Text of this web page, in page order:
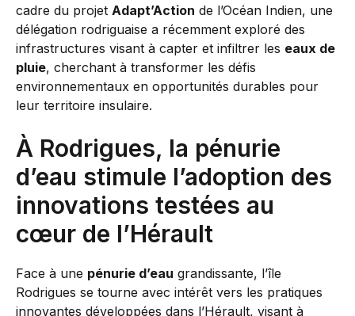
cadre du projet Adapt’Action de l’Océan Indien, une
délégation rodriguaise a récemment exploré des
infrastructures visant à capter et infiltrer les eaux de
pluie, cherchant à transformer les défis
environnementaux en opportunités durables pour
leur territoire insulaire.
À Rodrigues, la pénurie
d’eau stimule l’adoption des
innovations testées au
cœur de l’Hérault
Face à une pénurie d’eau grandissante, l’île
Rodrigues se tourne avec intérêt vers les pratiques
innovantes développées dans l’Hérault, visant à